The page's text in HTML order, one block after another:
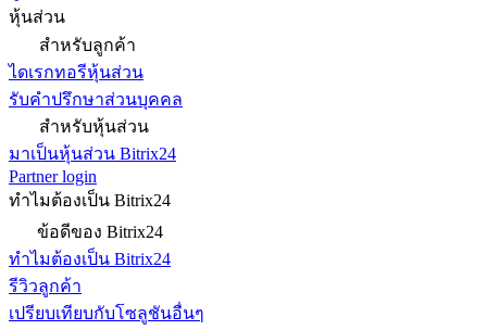
หุ้นส่วน
สำหรับลูกค้า
ไดเรกทอรีหุ้นส่วน
รับคำปรึกษาส่วนบุคคล
สำหรับหุ้นส่วน
มาเป็นหุ้นส่วน Bitrix24
Partner login
ทำไมต้องเป็น Bitrix24
ข้อดีของ Bitrix24
ทำไมต้องเป็น Bitrix24
รีวิวลูกค้า
เปรียบเทียบกับโซลูชันอื่นๆ